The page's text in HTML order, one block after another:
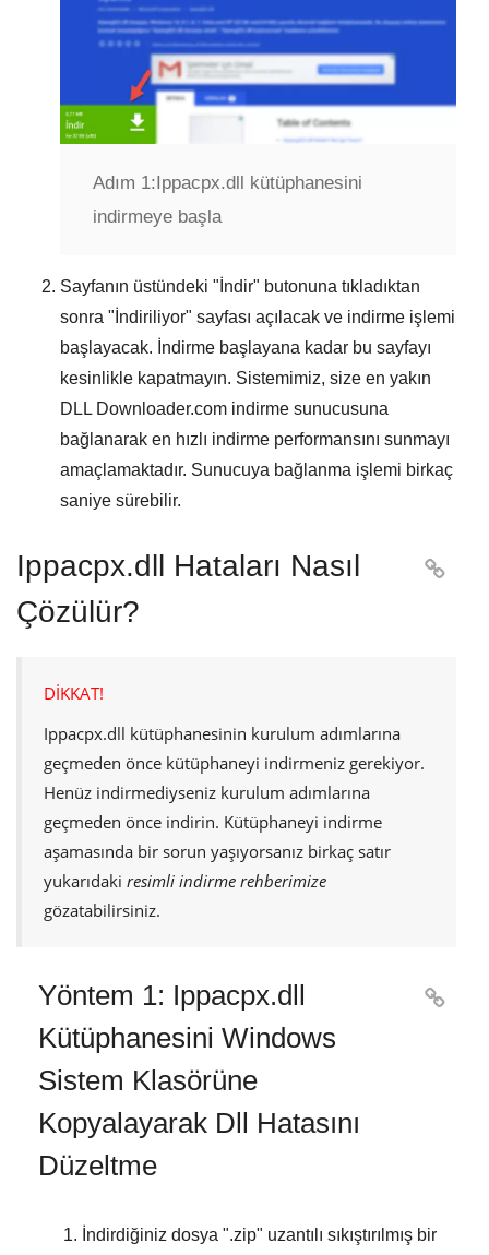
Adım 1: Ippacpx.dll kütüphanesini
indirmeye başla
Sayfanın üstündeki " İndir" butonuna tıkladıktan
sonra " İndiriliyor" sayfası açılacak ve indirme işlemi
başlayacak. İndirme başlayana kadar bu sayfayı
kesinlikle kapatmayın. Sistemimiz, size en yakın
DLL Downloader.com indirme sunucusuna
bağlanarak en hızlı indirme performansını sunmayı
amaçlamaktadır. Sunucuya bağlanma işlemi birkaç
saniye sürebilir.
Ippacpx.dll Hataları Nasıl
Çözülür?

DİKKAT!
Ippacpx.dll kütüphanesinin kurulum adımlarına
geçmeden önce kütüphaneyi indirmeniz gerekiyor.
Henüz indirmediyseniz kurulum adımlarına
geçmeden önce indirin. Kütüphaneyi indirme
aşamasında bir sorun yaşıyorsanız birkaç satır
yukarıdaki resimli indirme rehberimize
gözatabilirsiniz.
Yöntem 1: Ippacpx.dll
Kütüphanesini Windows
Sistem Klasörüne
Kopyalayarak Dll Hatasını
Düzeltme

İndirdiğiniz dosya ".zip" uzantılı sıkıştırılmış bir